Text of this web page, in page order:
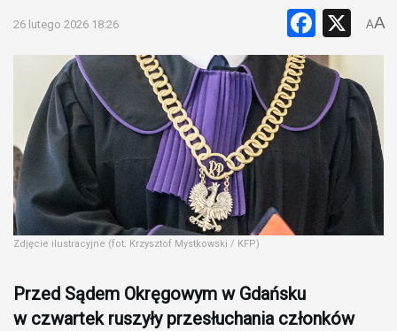
26 lutego 2026 18:26 X
AA
Zdjęcie ilustracyjne (fot. Krzysztof Mystkowski / KFP)
Przed Sądem Okręgowym w Gdańsku
w czwartek ruszyły przesłuchania członków